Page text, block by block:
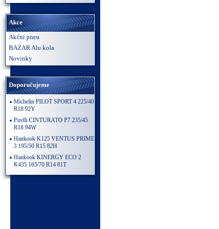
Akce
Akční pneu
BAZAR Alu kola
Novinky
Doporučujeme
Michelin PILOT SPORT 4 225/40
R18 92Y
Pirelli CINTURATO P7 235/45
R18 94W
Hankook K125 VENTUS PRIME
3 195/50 R15 82H
Hankook KINERGY ECO 2
K435 165/70 R14 81T